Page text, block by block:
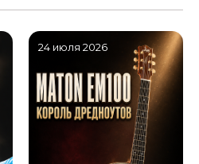
24 июля 2026